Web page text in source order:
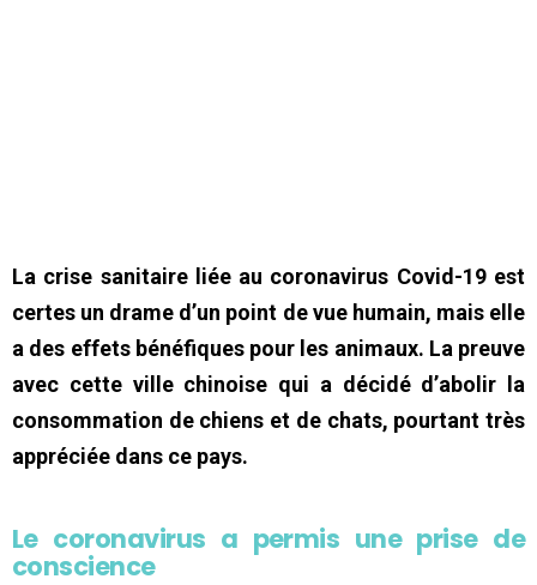
La crise sanitaire liée au coronavirus Covid-19 est
certes un drame d’un point de vue humain, mais elle
a des effets bénéfiques pour les animaux. La preuve
avec cette ville chinoise qui a décidé d’abolir la
consommation de chiens et de chats, pourtant très
appréciée dans ce pays.
Le coronavirus a permis une prise de
conscience